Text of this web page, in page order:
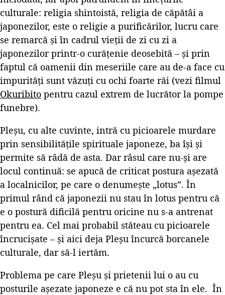
culturale: religia shintoistă, religia de căpătâi a
japonezilor, este o religie a purificărilor, lucru care
se remarcă și în cadrul vieții de zi cu zi a
japonezilor printr-o curățenie deosebită – și prin
faptul că oamenii din meseriile care au de-a face cu
impurități sunt văzuți cu ochi foarte răi (vezi filmul
Okuribito pentru cazul extrem de lucrător la pompe
funebre).
Pleșu, cu alte cuvinte, intră cu picioarele murdare
prin sensibilitățile spirituale japoneze, ba își și
permite să râdă de asta. Dar râsul care nu-și are
locul continuă: se apucă de criticat postura așezată
a localnicilor, pe care o denumește „lotus”. În
primul rând că japonezii nu stau în lotus pentru că
e o postură dificilă pentru oricine nu s-a antrenat
pentru ea. Cel mai probabil stăteau cu picioarele
încrucișate – și aici deja Pleșu încurcă borcanele
culturale, dar să-l iertăm.
Problema pe care Pleșu și prietenii lui o au cu
posturile așezate japoneze e că nu pot sta în ele. În